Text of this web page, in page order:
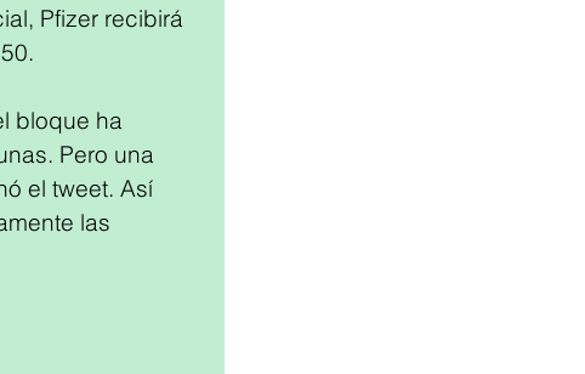
Pfizer recibirá
bloque ha
Pero una
el tweet. Así
las